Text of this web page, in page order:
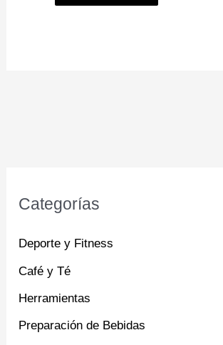
Categorías
Deporte y Fitness
Café y Té
Herramientas
Preparación de Bebidas